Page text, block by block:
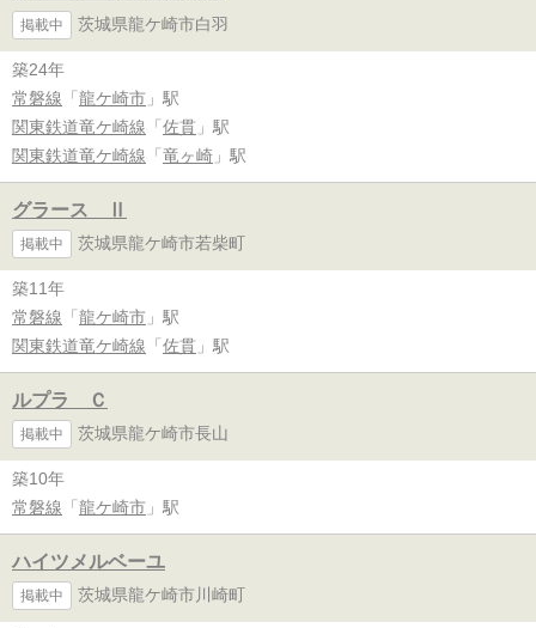
掲載中 茨城県龍ケ崎市白羽
築24年
常磐線 「 龍ケ崎市 」駅
関東鉄道竜ケ崎線 「 佐貫 」駅
関東鉄道竜ケ崎線 「 竜ヶ崎 」駅
グラース Ⅱ
掲載中 茨城県龍ケ崎市若柴町
築11年
常磐線 「 龍ケ崎市 」駅
関東鉄道竜ケ崎線 「 佐貫 」駅
ルプラ Ｃ
掲載中 茨城県龍ケ崎市長山
築10年
常磐線 「 龍ケ崎市 」駅
ハイツメルベーユ
掲載中 茨城県龍ケ崎市川崎町